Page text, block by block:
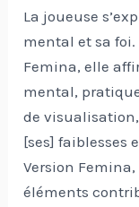
La joueuse
mental et sa
Femina, elle
mental,
de
[ses] faiblesses
Version
éléments